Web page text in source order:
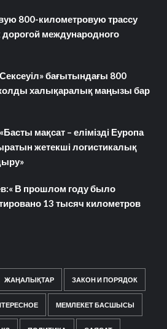
800-километровую трассу
международного
бағытындағы 800
халықаралық маңызы бар
мақсат – елімізді Еуропа
жетекші логистикалық
В прошлом году было
13 тысяч километров
ЖАҢАЛЫҚТАР ЗАКОН И ПОРЯДОК
МЕМЛЕКЕТ БАСШЫСЫ